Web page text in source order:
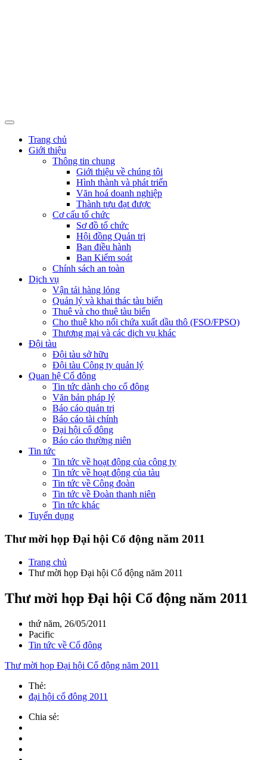
Trang chủ
Giới thiệu
Thông tin chung
Giới thiệu về chúng tôi
Hình thành và phát triển
Văn hoá doanh nghiệp
Thành tựu đạt được
Cơ cấu tổ chức
Sơ đồ tổ chức
Hội đồng Quản trị
Ban điều hành
Ban Kiểm soát
Chính sách an toàn
Dịch vụ
Vận tải hàng lỏng
Quản lý và khai thác tàu biển
Thuê và cho thuê tàu biển
Cho thuê kho nổi chứa xuất dầu thô (FSO/FPSO)
Thương mại và các dịch vụ khác
Đội tàu
Đội tàu sở hữu
Đội tàu Công ty quản lý
Quan hệ Cổ đông
Tin tức dành cho cổ đông
Văn bản pháp lý
Báo cáo quản trị
Báo cáo tài chính
Đại hội cổ đông
Báo cáo thường niên
Tin tức
Tin tức về hoạt động của công ty
Tin tức về hoạt động của tàu
Tin tức về Công đoàn
Tin tức về Đoàn thanh niên
Tin tức khác
Tuyển dụng
Thư mời họp Đại hội Cổ động năm 2011
Trang chủ
Thư mời họp Đại hội Cổ động năm 2011
Thư mời họp Đại hội Cổ động năm 2011
thứ năm, 26/05/2011
Pacific
Tin tức về Cổ đông
Thư mời họp Đại hội Cổ động năm 2011
Thẻ:
đại hội cổ đông 2011
Chia sẻ: